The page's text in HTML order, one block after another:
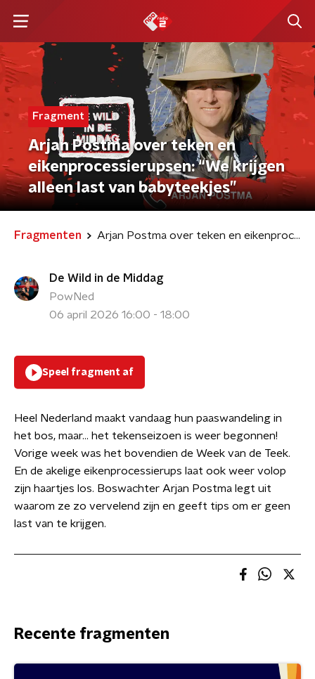
Fragment
Arjan Postma over teken en
eikenprocessierupsen: “We krijgen
alleen last van babyteekjes”
Fragmenten Arjan Postma over teken en eikenprocessierupsen: “We krijgen alleen last van babyteekjes”
De Wild in de Middag
PowNed
06 april 2026 16:00 - 18:00
Speel fragment af
Heel Nederland maakt vandaag hun paaswandeling in
het bos, maar… het tekenseizoen is weer begonnen!
Vorige week was het bovendien de Week van de Teek.
En de akelige eikenprocessierups laat ook weer volop
zijn haartjes los. Boswachter Arjan Postma legt uit
waarom ze zo vervelend zijn en geeft tips om er geen
last van te krijgen.
Recente fragmenten